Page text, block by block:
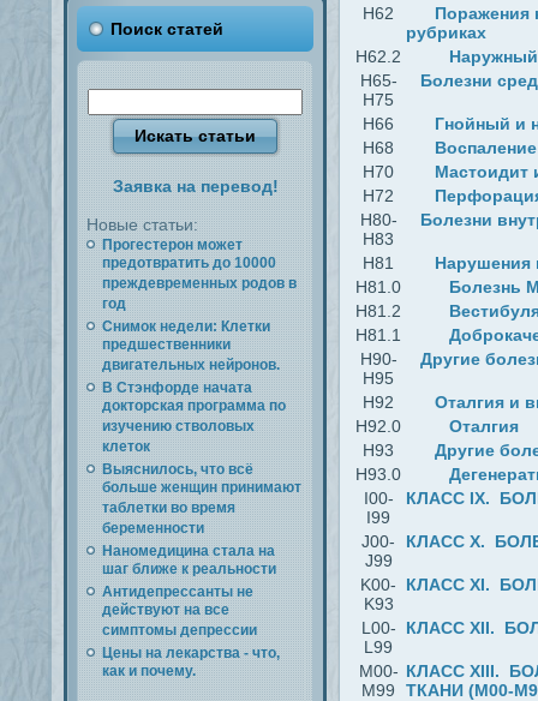
Поиск статей
Заявка на перевод!
Новые статьи:
Прогестерон может
предотвратить до 10000
преждевременных родов в
год
Снимок недели: Клетки
предшественники
двигательных нейронов.
В Стэнфорде начата
докторская программа по
изучению стволовых
клеток
Выяснилось, что всё
больше женщин принимают
таблетки во время
беременности
Наномедицина стала на
шаг ближе к реальности
Антидепрессанты не
действуют на все
симптомы депрессии
Цены на лекарства - что,
как и почему.
H62
Поражения
рубриках
H62.2
Наружный
H65-
H75
Болезни
H66
Гнойный и
H68
H70
Мастоидит
H72
H80-
H83
Болезни
H81
Нарушения
H81.0
Болезнь
H81.2
H81.1
H90-
H95
Другие
H92
Оталгия и
H92.0
Оталгия
H93
Другие
H93.0
I00-
I99
КЛАСС IX.
J00-
J99
КЛАСС X.
K00-
K93
КЛАСС XI.
L00-
L99
КЛАСС XII.
M00-
M99
КЛАСС XIII.
ТКАНИ (M00-